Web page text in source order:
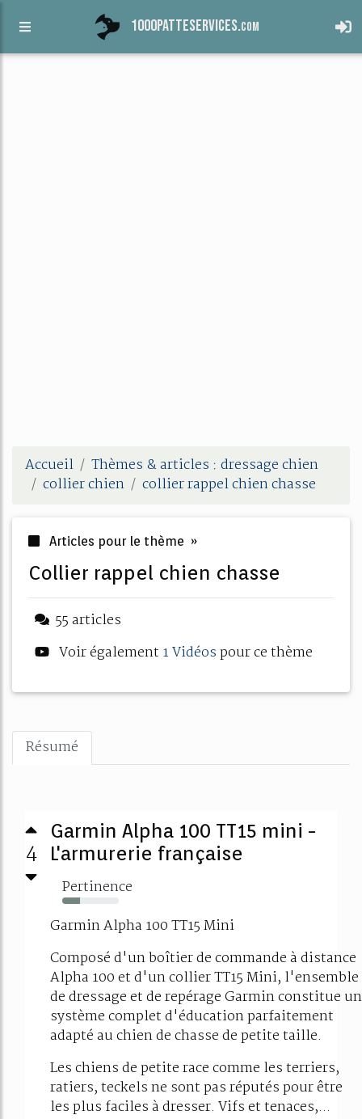
1000patteservices.com
Accueil
Thèmes & articles : dressage chien
collier chien
collier rappel chien chasse
Articles pour le thème »
collier rappel chien chasse
55 articles
Voir également 1 Vidéospour ce thème
Résumé
4
Garmin Alpha 100 TT15 mini -
L'armurerie française
Pertinence
32%
Garmin Alpha 100 TT15 Mini
Composé d'un boîtier de commande à distance
Alpha 100 et d'un collier TT15 Mini, l'ensemble
de dressage et de repérage Garmin constitue un
système complet d'éducation parfaitement
adapté au chien de chasse de petite taille.
Les chiens de petite race comme les terriers,
ratiers, teckels ne sont pas réputés pour être
les plus faciles à dresser. Vifs et tenaces,...